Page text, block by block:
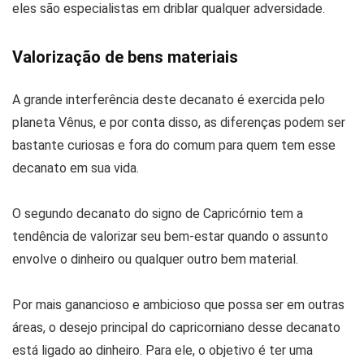
eles são especialistas em driblar qualquer adversidade.
Valorização de bens materiais
A grande interferência deste decanato é exercida pelo
planeta Vênus, e por conta disso, as diferenças podem ser
bastante curiosas e fora do comum para quem tem esse
decanato em sua vida.
O segundo decanato do signo de Capricórnio tem a
tendência de valorizar seu bem-estar quando o assunto
envolve o dinheiro ou qualquer outro bem material.
Por mais ganancioso e ambicioso que possa ser em outras
áreas, o desejo principal do capricorniano desse decanato
está ligado ao dinheiro. Para ele, o objetivo é ter uma